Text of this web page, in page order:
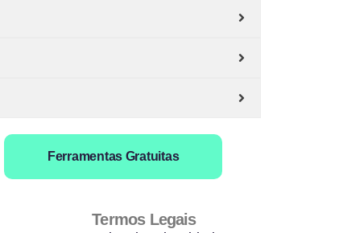
Ferramentas Gratuitas
Termos Legais